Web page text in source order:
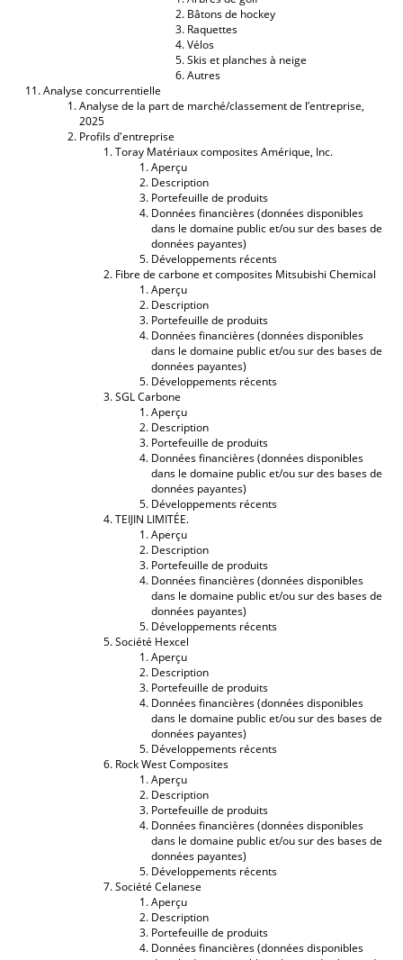
Bâtons de hockey
Raquettes
Vélos
Skis et planches à neige
Autres
Analyse concurrentielle
Analyse de la part de marché/classement de l’entreprise,
2025
Profils d'entreprise
Toray Matériaux composites Amérique, Inc.
Aperçu
Description
Portefeuille de produits
Données financières (données disponibles
dans le domaine public et/ou sur des bases de
données payantes)
Développements récents
Fibre de carbone et composites Mitsubishi Chemical
Aperçu
Description
Portefeuille de produits
Données financières (données disponibles
dans le domaine public et/ou sur des bases de
données payantes)
Développements récents
SGL Carbone
Aperçu
Description
Portefeuille de produits
Données financières (données disponibles
dans le domaine public et/ou sur des bases de
données payantes)
Développements récents
TEIJIN LIMITÉE.
Aperçu
Description
Portefeuille de produits
Données financières (données disponibles
dans le domaine public et/ou sur des bases de
données payantes)
Développements récents
Société Hexcel
Aperçu
Description
Portefeuille de produits
Données financières (données disponibles
dans le domaine public et/ou sur des bases de
données payantes)
Développements récents
Rock West Composites
Aperçu
Description
Portefeuille de produits
Données financières (données disponibles
dans le domaine public et/ou sur des bases de
données payantes)
Développements récents
Société Celanese
Aperçu
Description
Portefeuille de produits
Données financières (données disponibles